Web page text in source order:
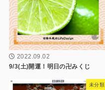
2022.09.02
9/3(土)開運！明日の卍みくじ
未分類